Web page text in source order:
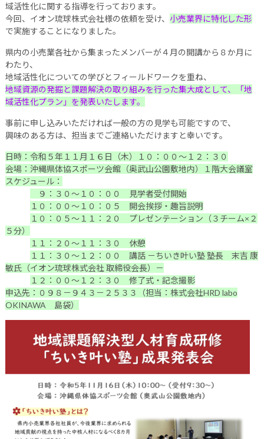
域活性化に関する指導を行っております。
今回、イオン琉球株式会社様の依頼を受け、 小売業界に特化した形
で実施することになりました。
県内の小売業各社から集まったメンバーが４月の開講から８か月に
わたり、
地域活性化についての学びとフィールドワークを重ね、
地域資源の発掘と課題解決の取り組みを行った集大成として、
「地
域活性化プラン」を発表いたします。
事前に申し込みいただければ一般の方の見学も可能ですので、
興味のある方は、担当までご連絡いただけますと幸いです。
日時：令和５年１１月１６日（木）１０：００～１２：３０
会場：沖縄県体協スポーツ会館（奥武山公園敷地内）１階大会議室
スケジュール：
９：３０～１０：００ 見学者受付開始
１０：００～１０：０５ 開会挨拶・趣旨説明
１０：０５～１１：２０ プレゼンテーション（３チーム×２
５分）
１１：２０～１１：３０ 休憩
１１：３０～１２：００ 講話 －ちいき叶い塾 塾長 末吉 康
敏氏（イオン琉球株式会社 取締役会長）－
１２：００～１２：３０ 修了式・記念撮影
申込先：０９８－９４３－２５３３（担当：株式会社HRD labo
OKINAWA 島袋）